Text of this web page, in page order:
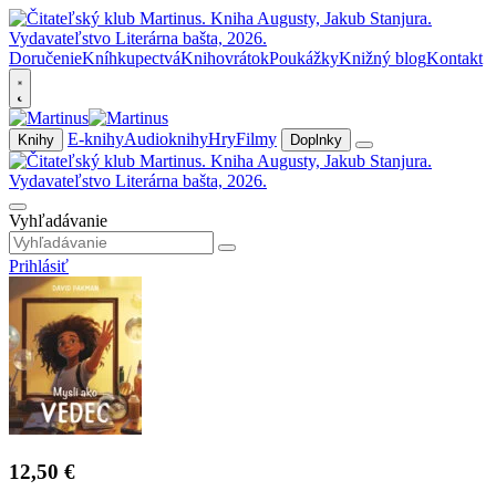
DoručenieKníhkupectváKnihovrátokPoukážkyKnižný blogKontakt
Knihy E-knihyAudioknihyHryFilmy Doplnky
Vyhľadávanie
Prihlásiť
12,50 €